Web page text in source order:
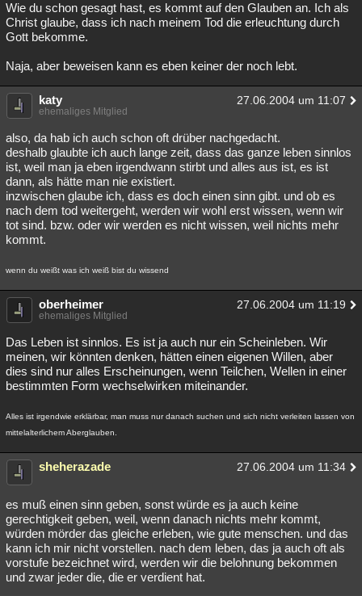
Wie du schon gesagt hast, es kommt auf den Glauben an. Ich als
Christ glaube, dass ich nach meinem Tod die erleuchtung durch
Gott bekomme.
Naja, aber beweisen kann es eben keiner der noch lebt.
katy 27.06.2004 um 11:07
ehemaliges Mitglied
also, da hab ich auch schon oft drüber nachgedacht.
deshalb glaubte ich auch lange zeit, dass das ganze leben sinnlos
ist, weil man ja eben irgendwann stirbt und alles aus ist, es ist
dann, als hätte man nie existiert.
inzwischen glaube ich, dass es doch einen sinn gibt. und ob es
nach dem tod weitergeht, werden wir wohl erst wissen, wenn wir
tot sind. bzw. oder wir werden es nicht wissen, weil nichts mehr
kommt.
wenn du weißt was ich weiß bist du wissend
oberheimer 27.06.2004 um 11:19
ehemaliges Mitglied
Das Leben ist sinnlos. Es ist ja auch nur ein Scheinleben. Wir
meinen, wir könnten denken, hätten einen eigenen Willen, aber
dies sind nur alles Erscheinungen, wenn Teilchen, Wellen in einer
bestimmten Form wechselwirken miteinander.
Alles ist irgendwie erklärbar, man muss nur danach suchen und sich nicht verleiten lassen von
mittelalterlichem Aberglauben.
sheherazade 27.06.2004 um 11:34
es muß einen sinn geben, sonst würde es ja auch keine
gerechtigkeit geben, weil, wenn danach nichts mehr kommt,
würden mörder das gleiche erleben, wie gute menschen. und das
kann ich mir nicht vorstellen. nach dem leben, das ja auch oft als
vorstufe bezeichnet wird, werden wir die belohnung bekommen
und zwar jeder die, die er verdient hat.